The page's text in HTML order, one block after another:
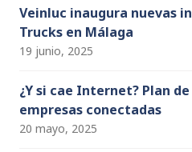
Veinluc inaugura nuevas
Trucks en Málaga
19 junio, 2025
¿Y si cae Internet? Plan
empresas conectadas
20 mayo, 2025